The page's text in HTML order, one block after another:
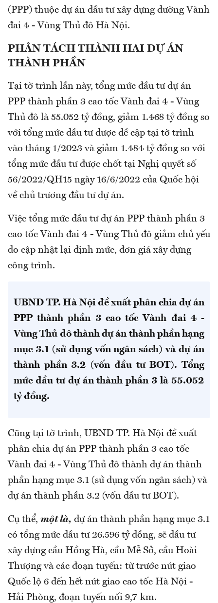
(PPP) thuộc dự án đầu tư xây dựng đường Vành
đai 4 - Vùng Thủ đô Hà Nội.
PHÂN TÁCH THÀNH HAI DỰ ÁN
THÀNH PHẦN
Tại tờ trình lần này, tổng mức đầu tư dự án
PPP thành phần 3 cao tốc Vành đai 4 - Vùng
Thủ đô là 55.052 tỷ đồng, giảm 1.468 tỷ đồng so
với tổng mức đầu tư được đề cập tại tờ trình
vào tháng 1/2023 và giảm 1.484 tỷ đồng so với
tổng mức đầu tư được chốt tại Nghị quyết số
56/2022/QH15 ngày 16/6/2022 của Quốc hội
về chủ trương đầu tư dự án.
Việc tổng mức đầu tư dự án PPP thành phần 3
cao tốc Vành đai 4 - Vùng Thủ đô giảm chủ yếu
do cập nhật lại định mức, đơn giá xây dựng
công trình.
UBND TP. Hà Nội đề xuất phân chia dự án
PPP thành phần 3 cao tốc Vành đai 4 -
Vùng Thủ đô thành dự án thành phần hạng
mục 3.1 (sử dụng vốn ngân sách) và dự án
thành phần 3.2 (vốn đầu tư BOT). Tổng
mức đầu tư dự án thành phần 3 là 55.052
tỷ đồng.
Cũng tại tờ trình, UBND TP. Hà Nội đề xuất
phân chia dự án PPP thành phần 3 cao tốc
Vành đai 4 - Vùng Thủ đô thành dự án thành
phần hạng mục 3.1 (sử dụng vốn ngân sách) và
dự án thành phần 3.2 (vốn đầu tư BOT).
Cụ thể, một là, dự án thành phần hạng mục 3.1
có tổng mức đầu tư 26.596 tỷ đồng, sẽ đầu tư
xây dựng cầu Hồng Hà, cầu Mễ Sở, cầu Hoài
Thượng và các đoạn tuyến: từ trước nút giao
Quốc lộ 6 đến hết nút giao cao tốc Hà Nội -
Hải Phòng, đoạn tuyến nối 9,7 km.